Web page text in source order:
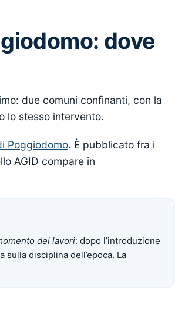
dove
due comuni confinanti, con la
lo stesso intervento.
Poggiodomo. È pubblicato fra i
AGID compare in
dei lavori: dopo l’introduzione
disciplina dell’epoca. La